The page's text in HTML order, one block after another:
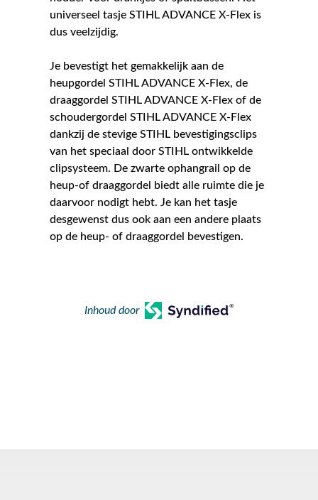
universeel tasje STIHL ADVANCE X-Flex is
dus veelzijdig.
Je bevestigt het gemakkelijk aan de
heupgordel STIHL ADVANCE X-Flex, de
draaggordel STIHL ADVANCE X-Flex of de
schoudergordel STIHL ADVANCE X-Flex
dankzij de stevige STIHL bevestigingsclips
van het speciaal door STIHL ontwikkelde
clipsysteem. De zwarte ophangrail op de
heup-of draaggordel biedt alle ruimte die je
daarvoor nodigt hebt. Je kan het tasje
desgewenst dus ook aan een andere plaats
op de heup- of draaggordel bevestigen.
Inhoud door